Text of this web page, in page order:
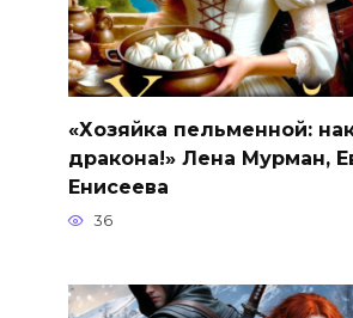
«Хозяйка пельменной:
дракона!» Лена Мурман,
Енисеева
36